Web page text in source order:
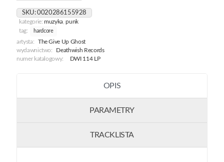
SKU:0020286155928
kategorie:muzyka,punk
tag:
hardcore
artysta:
The Give Up Ghost
wydawnictwo:
Deathwish Records
numer katalogowy:
DWI 114 LP
OPIS
PARAMETRY
TRACKLISTA